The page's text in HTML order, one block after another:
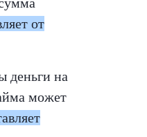
от
деньги на
может